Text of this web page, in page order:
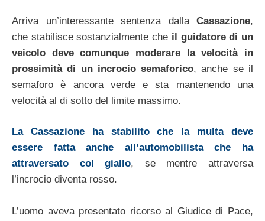
Arriva un’interessante sentenza dalla Cassazione,
che stabilisce sostanzialmente che il guidatore di un
veicolo deve comunque moderare la velocità in
prossimità di un incrocio semaforico, anche se il
semaforo è ancora verde e sta mantenendo una
velocità al di sotto del limite massimo.
La Cassazione ha stabilito che la multa deve
essere fatta anche all’automobilista che ha
attraversato col giallo, se mentre attraversa
l’incrocio diventa rosso.
L’uomo aveva presentato ricorso al Giudice di Pace,